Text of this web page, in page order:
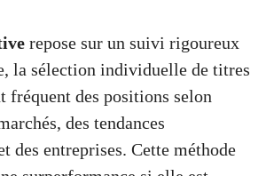
repose sur un suivi rigoureux
la sélection individuelle de titres
fréquent des positions selon
des tendances
des entreprises. Cette méthode